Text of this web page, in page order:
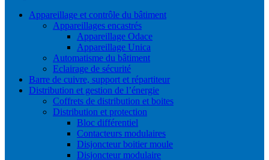
Appareillage et contrôle du bâtiment
Appareillages encastrés
Appareillage Odace
Appareillage Unica
Automatisme du bâtiment
Eclairage de sécurité
Barre de cuivre, support et répartiteur
Distribution et gestion de l’énergie
Coffrets de distribution et boites
Distribution et protection
Bloc différentiel
Contacteurs modulaires
Disjoncteur boitier moule
Disjoncteur modulaire